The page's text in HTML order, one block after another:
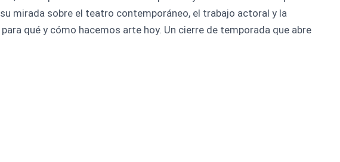
mirada sobre el teatro contemporáneo, el trabajo actoral y la
qué y cómo hacemos arte hoy. Un cierre de temporada que abre